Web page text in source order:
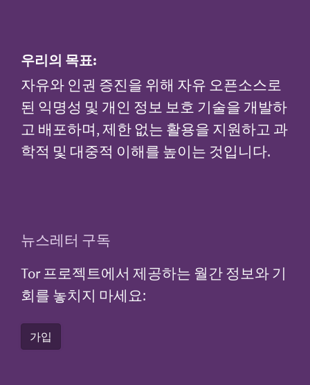
우리의 목표:
자유와 인권 증진을 위해 자유 오픈소스로
된 익명성 및 개인 정보 보호 기술을 개발하
고 배포하며, 제한 없는 활용을 지원하고 과
학적 및 대중적 이해를 높이는 것입니다.
뉴스레터 구독
Tor 프로젝트에서 제공하는 월간 정보와 기
회를 놓치지 마세요:
가입